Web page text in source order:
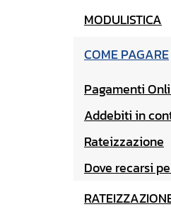
MODULISTICA
COME PAGARE
Pagamenti
Addebiti in
Rateizzazione
Dove recarsi